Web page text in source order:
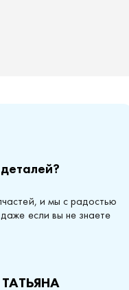
и мы с радостью
если вы не знаете